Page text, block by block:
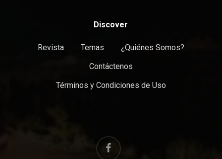
Discover
Revista Temas
¿Quiénes Somos?
Contáctenos
Términos y Condiciones de Uso